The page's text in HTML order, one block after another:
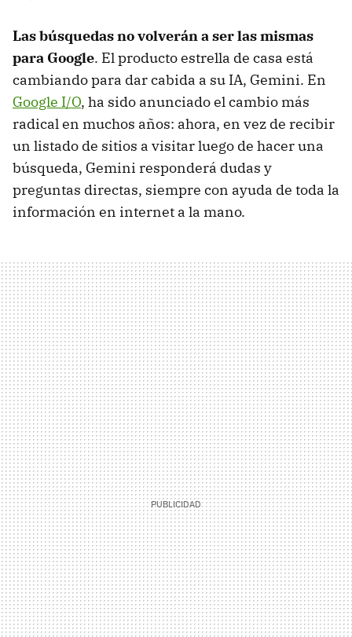
Las búsquedas no volverán a ser las mismas
para Google. El producto estrella de casa está
cambiando para dar cabida a su IA, Gemini. En
Google I/O, ha sido anunciado el cambio más
radical en muchos años: ahora, en vez de recibir
un listado de sitios a visitar luego de hacer una
búsqueda, Gemini responderá dudas y
preguntas directas, siempre con ayuda de toda la
información en internet a la mano.